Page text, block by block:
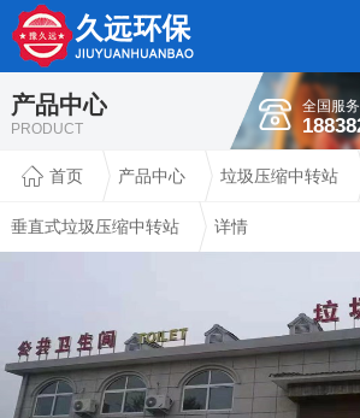
产品中心
PRODUCT
全国服
首页 产品中心 垃圾压缩中转站
垂直式垃圾压缩中转站 详情